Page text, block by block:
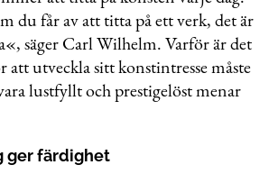
du får av att titta på ett verk, det är
säger Carl Wilhelm. Varför är det
att utveckla sitt konstintresse måste
lustfyllt och prestigelöst menar
ger färdighet